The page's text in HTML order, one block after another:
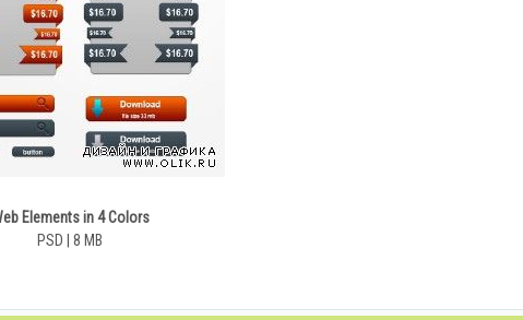
Elements in 4 Colors
PSD | 8 MB